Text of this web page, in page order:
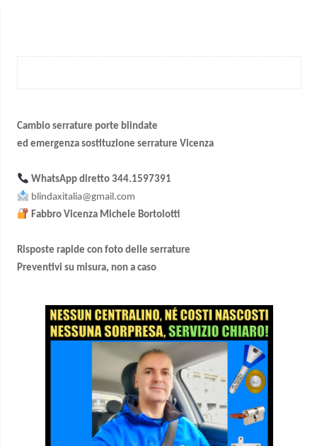
Cambio serrature porte blindate
ed emergenza sostituzione serrature Vicenza
WhatsApp diretto 344.1597391
blindaxitalia@gmail.com
Fabbro Vicenza Michele Bortolotti
Risposte rapide con foto delle serrature
Preventivi su misura, non a caso